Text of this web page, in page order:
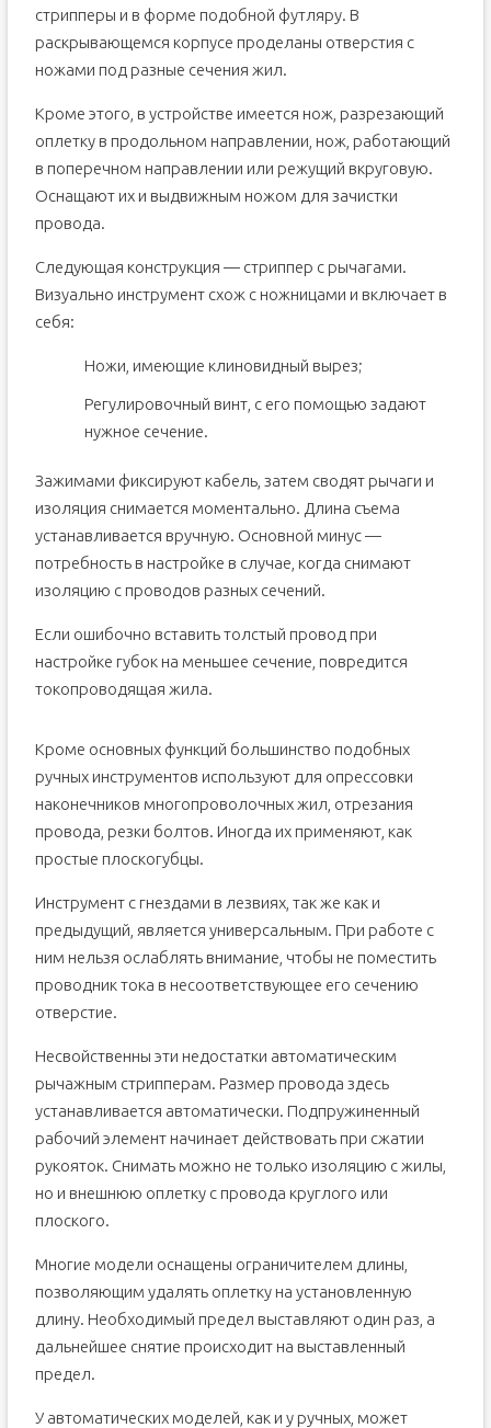
стрипперы и в форме подобной футляру. В
раскрывающемся корпусе проделаны отверстия с
ножами под разные сечения жил.
Кроме этого, в устройстве имеется нож, разрезающий
оплетку в продольном направлении, нож, работающий
в поперечном направлении или режущий вкруговую.
Оснащают их и выдвижным ножом для зачистки
провода.
Следующая конструкция — стриппер с рычагами.
Визуально инструмент схож с ножницами и включает в
себя:
Ножи, имеющие клиновидный вырез;
Регулировочный винт, с его помощью задают
нужное сечение.
Зажимами фиксируют кабель, затем сводят рычаги и
изоляция снимается моментально. Длина съема
устанавливается вручную. Основной минус —
потребность в настройке в случае, когда снимают
изоляцию с проводов разных сечений.
Если ошибочно вставить толстый провод при
настройке губок на меньшее сечение, повредится
токопроводящая жила.
Кроме основных функций большинство подобных
ручных инструментов используют для опрессовки
наконечников многопроволочных жил, отрезания
провода, резки болтов. Иногда их применяют, как
простые плоскогубцы.
Инструмент с гнездами в лезвиях, так же как и
предыдущий, является универсальным. При работе с
ним нельзя ослаблять внимание, чтобы не поместить
проводник тока в несоответствующее его сечению
отверстие.
Несвойственны эти недостатки автоматическим
рычажным стрипперам. Размер провода здесь
устанавливается автоматически. Подпружиненный
рабочий элемент начинает действовать при сжатии
рукояток. Снимать можно не только изоляцию с жилы,
но и внешнюю оплетку с провода круглого или
плоского.
Многие модели оснащены ограничителем длины,
позволяющим удалять оплетку на установленную
длину. Необходимый предел выставляют один раз, а
дальнейшее снятие происходит на выставленный
предел.
У автоматических моделей, как и у ручных, может